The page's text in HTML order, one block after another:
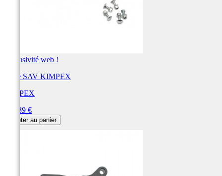
Exclusivité web !
Pièce SAV KIMPEX
KIMPEX
224,39 €
Ajouter au panier